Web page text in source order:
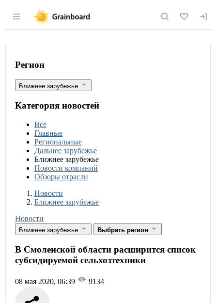
Раздел навигации по сайту
В Смоленской области расширится
Фильтры
Регион
Ближнее зарубежье
Категория новостей
Все
Главные
Региональные
Дальнее зарубежье
Ближнее зарубежье
Новости компаний
Обзоры отрасли
Новости
Разделы
Новости
Ближнее зарубежье
Новости
Ближнее зарубежье Выбрать регион
В Смоленской области расширится список
субсидируемой сельхозтехники
08 мая 2020, 06:39 9134